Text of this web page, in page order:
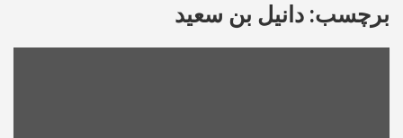
برچسب: دانیل بن سعید